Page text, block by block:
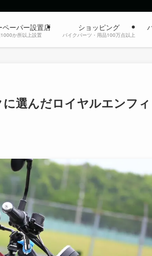
ペーパー設置店
か所以上設置
ショッピング
バイクパーツ・用品100万点以上
選んだロイヤルエンフィ